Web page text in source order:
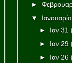
►
▼
► Ιαν 31
► Ιαν 29
► Ιαν 26